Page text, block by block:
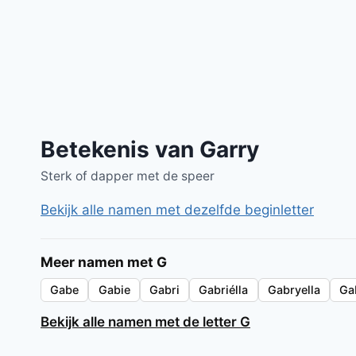
Betekenis van Garry
Sterk of dapper met de speer
Bekijk alle namen met dezelfde beginletter
Meer namen met G
Gabe Gabie Gabri Gabriélla Gabryella
Bekijk alle namen met de letter G